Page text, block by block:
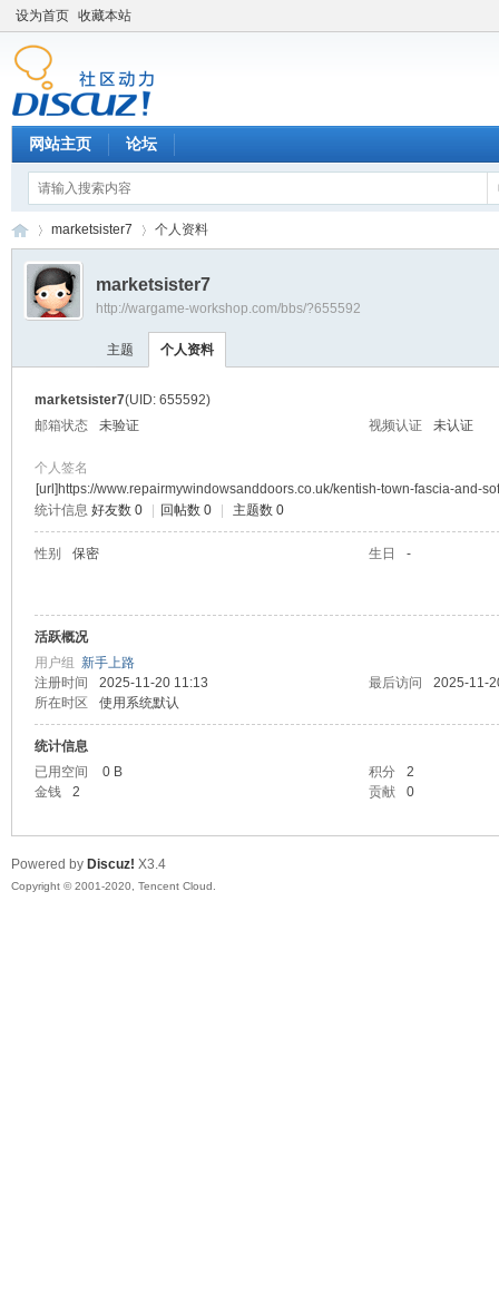
设为首页 收藏本站
网站主页 论坛
›
marketsister7 个人资料
marketsister7
http://wargame-workshop.com/bbs/?655592
主题 个人资料
marketsister7(UID: 655592)
邮箱状态
未验证 视频认证 未认证
个人签名
[url]https://www.repairmywindowsanddoors.co.uk/kentish-town-fascia-and-
统计信息 好友数 0 回帖数 0 主题数 0
性别 保密 生日 -
活跃概况
用户组 新手上路
注册时间
2025-11-20 11:13 最后访问
2025-11-
所在时区
使用系统默认
统计信息
已用空间
0 B 积分
2
金钱
2 贡献 0
Powered by Discuz! X3.4
Copyright © 2001-2020, Tencent Cloud.